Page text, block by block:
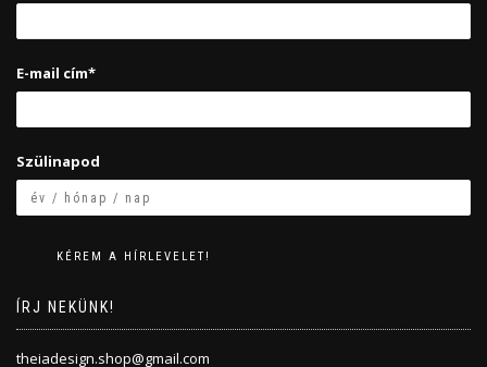
E-mail cím*
Szülinapod
ÍRJ NEKÜNK!
theiadesign.shop@gmail.com